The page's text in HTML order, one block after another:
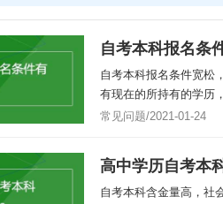
自考本科报名条
自考本科报名条件宽松
有现在的所持有的学历
常见问题/2021-01-24
高中学历自考本
自考本科含金量高，社